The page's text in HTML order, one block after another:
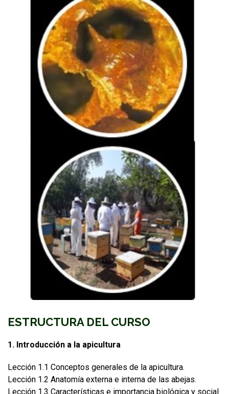
ESTRUCTURA DEL CURSO
1. Introducción a la apicultura
Lección 1.1 Conceptos generales de la apicultura.
Lección 1.2 Anatomía externa e interna de las abejas.
Lección 1.3 Características e importancia biológica y social